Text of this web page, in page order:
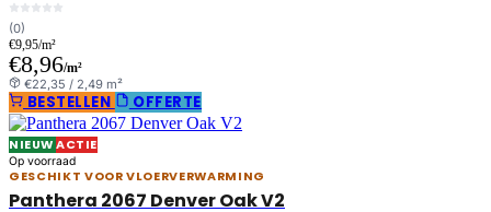
(0)
€9,95/m²
€8,96/m²
€22,35 / 2,49 m²
BESTELLEN OFFERTE
NIEUWACTIE
Op voorraad
GESCHIKT VOOR VLOERVERWARMING
Panthera 2067 Denver Oak V2